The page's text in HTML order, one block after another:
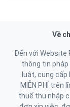
Về
Đến với Website
thông tin
luật, cung
MIỄN PHÍ trên
thuế thu nhập